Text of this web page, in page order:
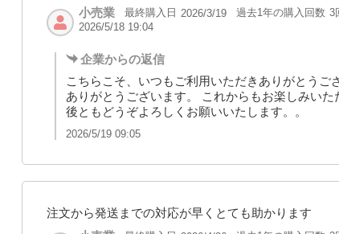
小売業
最終購入日 2026/3/19 過去1年の購入回数 3
2026/5/18 19:04
企業からの返信
こちらこそ、いつもご利用いただきありがとう
ありがとうございます。 これからもお楽しみい
後ともどうぞよろしくお願いいたします。。
2026/5/19 09:05
注文から発送までの対応が早くとても助かります